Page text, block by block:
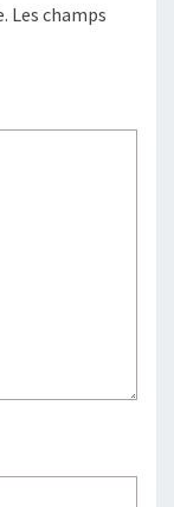
Les champs